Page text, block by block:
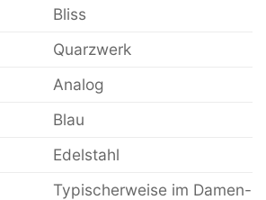
Bliss
Quarzwerk
Analog
Blau
Edelstahl
Typischerweise im Damen-